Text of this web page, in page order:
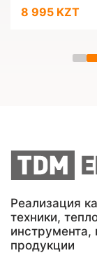
8 995 KZT
Реализация
техники,
инструмента,
продукции